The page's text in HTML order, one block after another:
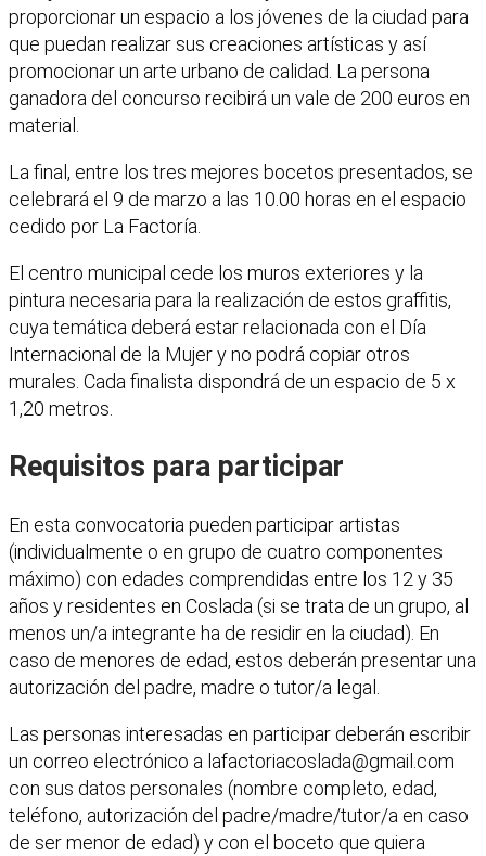
proporcionar un espacio a los jóvenes de la ciudad para
que puedan realizar sus creaciones artísticas y así
promocionar un arte urbano de calidad. La persona
ganadora del concurso recibirá un vale de 200 euros en
material.
La final, entre los tres mejores bocetos presentados, se
celebrará el 9 de marzo a las 10.00 horas en el espacio
cedido por La Factoría.
El centro municipal cede los muros exteriores y la
pintura necesaria para la realización de estos graffitis,
cuya temática deberá estar relacionada con el Día
Internacional de la Mujer y no podrá copiar otros
murales. Cada finalista dispondrá de un espacio de 5 x
1,20 metros.
Requisitos para participar
En esta convocatoria pueden participar artistas
(individualmente o en grupo de cuatro componentes
máximo) con edades comprendidas entre los 12 y 35
años y residentes en Coslada (si se trata de un grupo, al
menos un/a integrante ha de residir en la ciudad). En
caso de menores de edad, estos deberán presentar una
autorización del padre, madre o tutor/a legal.
Las personas interesadas en participar deberán escribir
un correo electrónico a lafactoriacoslada@gmail.com
con sus datos personales (nombre completo, edad,
teléfono, autorización del padre/madre/tutor/a en caso
de ser menor de edad) y con el boceto que quiera